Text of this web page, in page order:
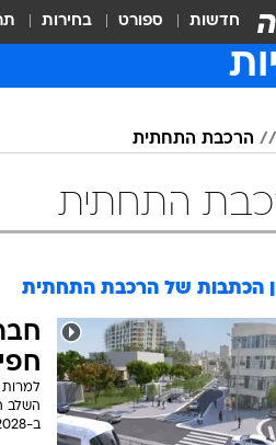
חדשות ספורט בחירות
הרכבת התחתית
התחתית
הכתבות של הרכבת התחתית
השלב
ב-2028 ופתיחת השלב הראשון מתוכננת ל-2037